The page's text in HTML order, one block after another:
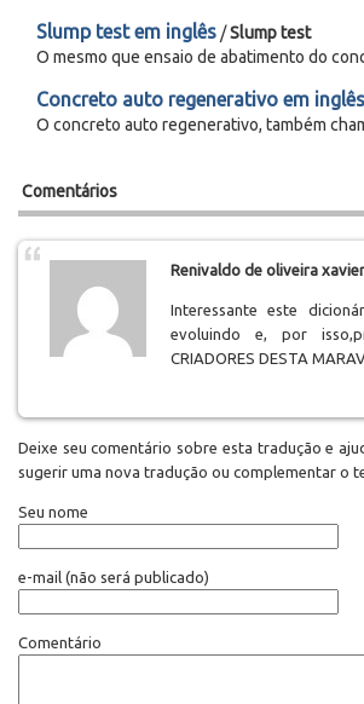
Slump test em inglês /Slump test
O mesmo que ensaio de abatimento do
Concreto auto regenerativo em inglês
O concreto auto regenerativo, também
Comentários
Renivaldo de oliveira xavier
Interessante este
evoluindo e, por
CRIADORES DESTA
Deixe seu comentário sobre esta tradução e
sugerir uma nova tradução ou complementar o
Seu nome
e-mail (não será publicado)
Comentário